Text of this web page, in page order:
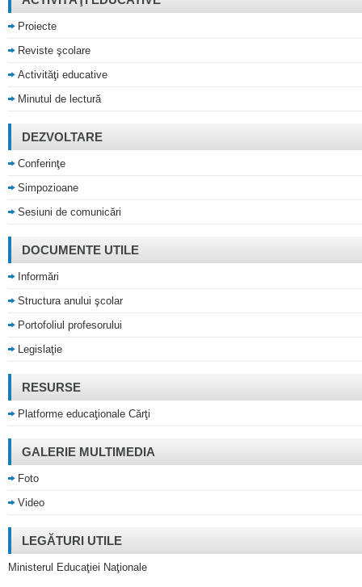
Proiecte
Reviste şcolare
Activităţi educative
Minutul de lectură
DEZVOLTARE
Conferinţe
Simpozioane
Sesiuni de comunicări
DOCUMENTE UTILE
Informări
Structura anului şcolar
Portofoliul profesorului
Legislaţie
RESURSE
Platforme educaţionale Cărţi
GALERIE MULTIMEDIA
Foto
Video
LEGĂTURI UTILE
Ministerul Educaţiei Naţionale